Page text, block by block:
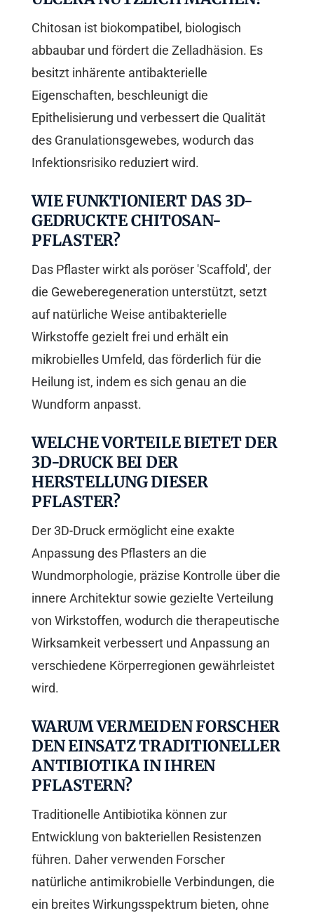
Chitosan ist biokompatibel, biologisch
abbaubar und fördert die Zelladhäsion. Es
besitzt inhärente antibakterielle
Eigenschaften, beschleunigt die
Epithelisierung und verbessert die Qualität
des Granulationsgewebes, wodurch das
Infektionsrisiko reduziert wird.
WIE FUNKTIONIERT DAS 3D-
GEDRUCKTE CHITOSAN-
PFLASTER?
Das Pflaster wirkt als poröser 'Scaffold', der
die Geweberegeneration unterstützt, setzt
auf natürliche Weise antibakterielle
Wirkstoffe gezielt frei und erhält ein
mikrobielles Umfeld, das förderlich für die
Heilung ist, indem es sich genau an die
Wundform anpasst.
WELCHE VORTEILE BIETET DER
3D-DRUCK BEI DER
HERSTELLUNG DIESER
PFLASTER?
Der 3D-Druck ermöglicht eine exakte
Anpassung des Pflasters an die
Wundmorphologie, präzise Kontrolle über die
innere Architektur sowie gezielte Verteilung
von Wirkstoffen, wodurch die therapeutische
Wirksamkeit verbessert und Anpassung an
verschiedene Körperregionen gewährleistet
wird.
WARUM VERMEIDEN FORSCHER
DEN EINSATZ TRADITIONELLER
ANTIBIOTIKA IN IHREN
PFLASTERN?
Traditionelle Antibiotika können zur
Entwicklung von bakteriellen Resistenzen
führen. Daher verwenden Forscher
natürliche antimikrobielle Verbindungen, die
ein breites Wirkungsspektrum bieten, ohne